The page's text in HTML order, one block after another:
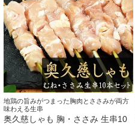
地鶏の旨みがつまった胸肉とささみが両方
味わえる生串
奥久慈しゃも 胸・ささみ 生串10